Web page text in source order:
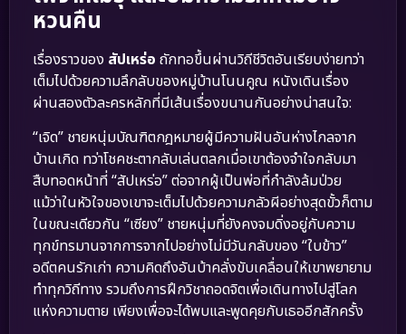
หวนคืน
เรื่องราวของ สัปเหร่อ ถักทอขึ้นผ่านวิถีชีวิตอันเรียบง่ายทว่า
เต็มไปด้วยความลึกลับของหมู่บ้านโนนคูณ หนังเดินเรื่อง
ผ่านสองตัวละครหลักที่มีเส้นเรื่องขนานกันอย่างน่าสนใจ:
“เจิด” ชายหนุ่มบัณฑิตกฎหมายผู้มีความฝันอันห่างไกลจาก
บ้านเกิด ทว่าโชคชะตากลับเล่นตลกเมื่อเขาต้องจำใจกลับมา
สืบทอดหน้าที่ “สัปเหร่อ” ต่อจากผู้เป็นพ่อที่กำลังล้มป่วย
แม้ว่าในหัวใจของเขาจะเต็มไปด้วยความกลัวผีอย่างสุดขั้วก็ตาม
ในขณะเดียวกัน “เซียง” ชายหนุ่มที่ยังคงจมดิ่งอยู่กับความ
ทุกข์ทรมานจากการจากไปอย่างไม่มีวันกลับของ “ใบข้าว”
อดีตคนรักเก่า ความคิดถึงอันบ้าคลั่งขับเคลื่อนให้เขาพยายาม
ทำทุกวิถีทาง รวมถึงการฝึกวิชาถอดจิตเพื่อเดินทางไปสู่โลก
แห่งความตาย เพียงเพื่อจะได้พบและพูดคุยกับเธออีกสักครั้ง